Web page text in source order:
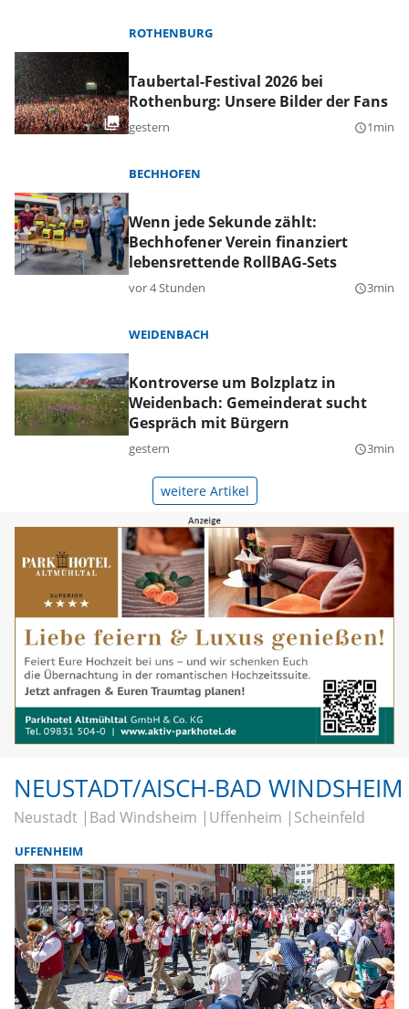
ROTHENBURG
Taubertal-Festival 2026 bei
Rothenburg: Unsere Bilder der Fans
gestern query_builder1min
BECHHOFEN
Wenn jede Sekunde zählt:
Bechhofener Verein finanziert
lebensrettende RollBAG-Sets
vor 4 Stunden query_builder3min
WEIDENBACH
Kontroverse um Bolzplatz in
Weidenbach: Gemeinderat sucht
Gespräch mit Bürgern
gestern query_builder3min
weitere Artikel
NEUSTADT/AISCH-BAD WINDSHEIM
Neustadt Bad Windsheim Uffenheim Scheinfeld
UFFENHEIM